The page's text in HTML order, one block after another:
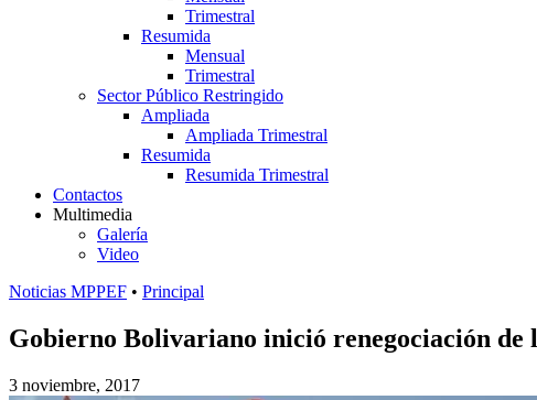
Trimestral
Resumida
Mensual
Trimestral
Sector Público Restringido
Ampliada
Ampliada Trimestral
Resumida
Resumida Trimestral
Contactos
Multimedia
Galería
Video
Noticias MPPEF • Principal
Gobierno Bolivariano inició renegociación de
3 noviembre, 2017